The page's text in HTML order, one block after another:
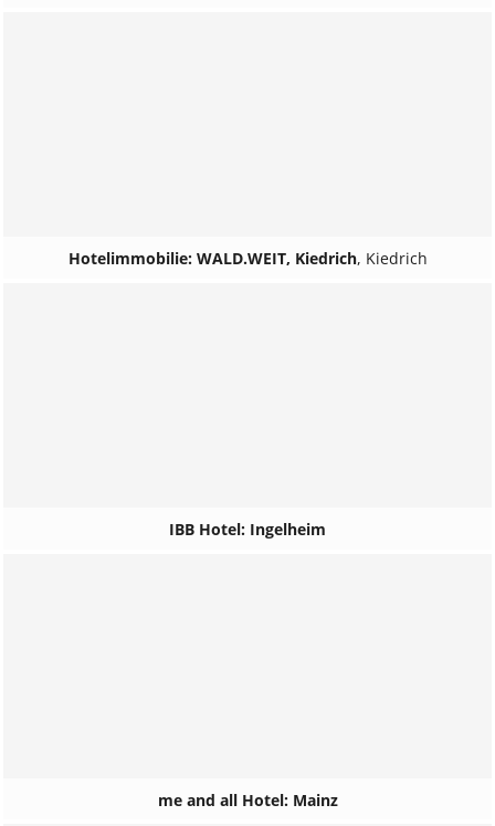
Hotelimmobilie: WALD.WEIT, Kiedrich, Kiedrich
IBB Hotel: Ingelheim
me and all Hotel: Mainz